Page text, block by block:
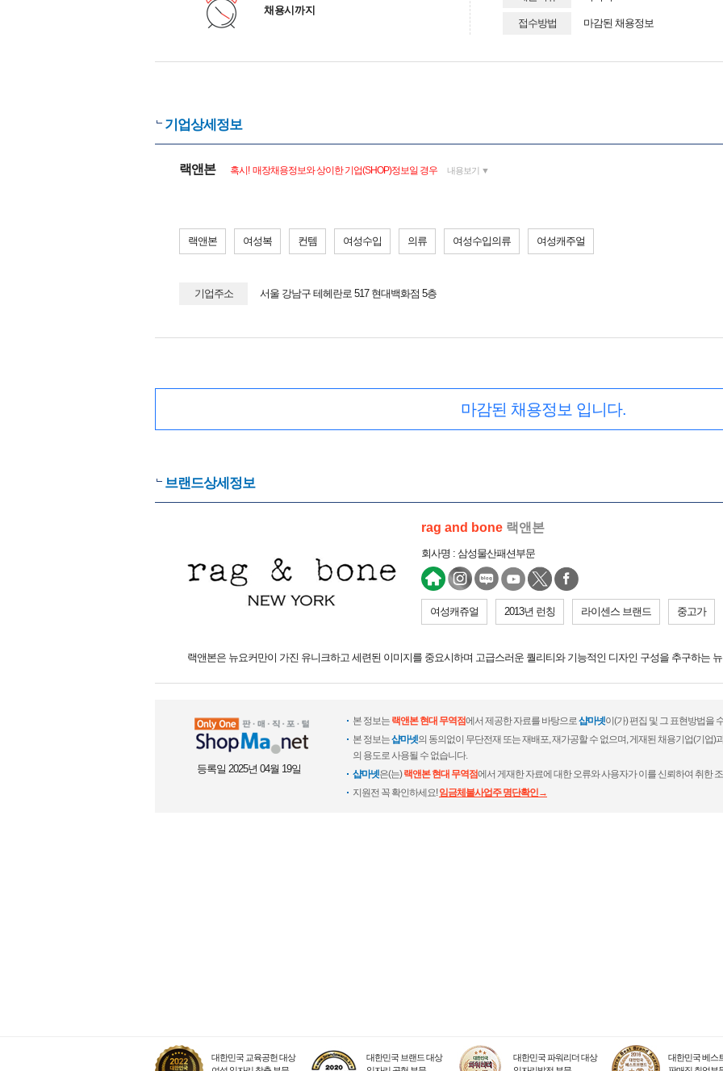
채용시까지
접수방법 마감된 채용정보
기업상세정보
랙앤본 혹시! 매장채용정보와 상이한 기업(SHOP)정보일 경우 내용보기 ▼
랙앤본 여성복 컨템 여성수입 의류 여성수입의류 여성캐주얼
기업주소 서울 강남구 테헤란로 517 현대백화점 5층
마감된 채용정보 입니다.
브랜드상세정보
rag and bone 랙앤본
회사명 : 삼성물산패션부문
여성캐쥬얼 2013년 런칭 라이센스 브랜드 중고가
랙앤본은 뉴요커만이 가진 유니크하고 세련된 이미지를 중요시하며 고급스러운 퀄리티와 기능적인 디자인 구성을 추구하는
등록일 2025년 04월 19일
본 정보는 랙앤본 현대 무역점에서 제공한 자료를 바탕으로샵마넷이(가) 편집 및 그 표현방법을
본 정보는샵마넷의 동의없이 무단전재 또는 재배포, 재가공할 수 없으며, 게재된 채용기업(기업)
의 용도로 사용될 수 없습니다.
샵마넷은(는)랙앤본 현대 무역점에서 게재한 자료에 대한 오류와 사용자가 이를 신뢰하여 취한
지원전 꼭 확인하세요!임금체불사업주 명단확인→
대한민국 교육공헌 대상
대한민국 브랜드 대상
대한민국 파워리더 대상
대한민국 베스